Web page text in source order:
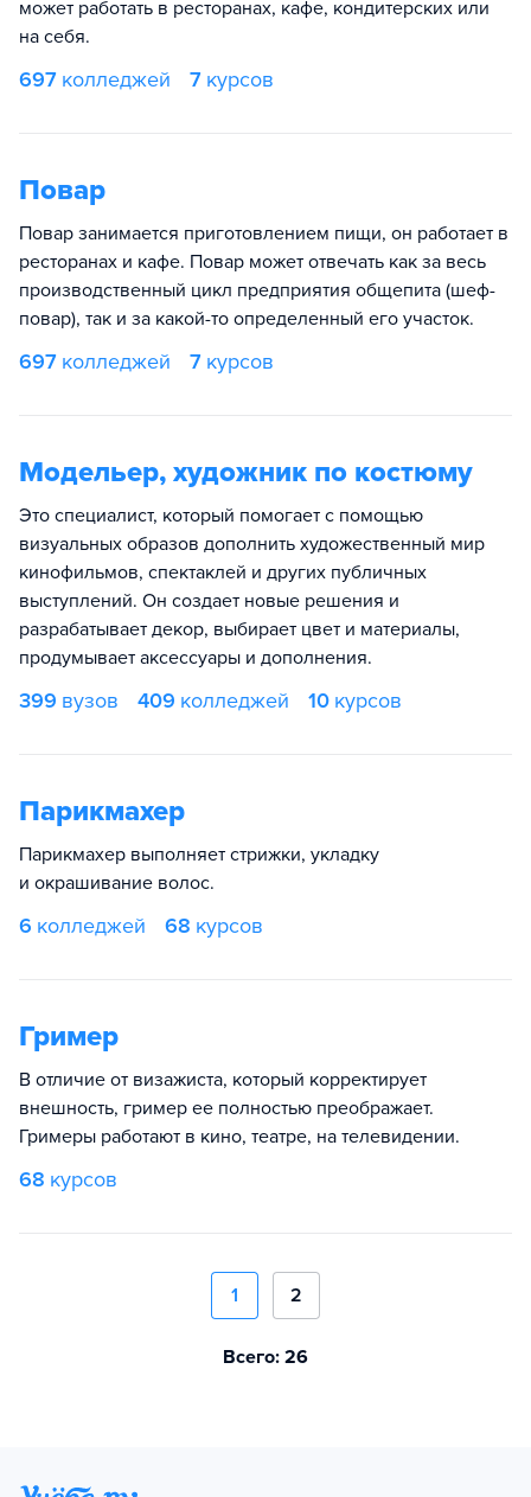
может работать в ресторанах, кафе, кондитерских или
на себя.
697 колледжей 7 курсов
Повар
Повар занимается приготовлением пищи, он работает в
ресторанах и кафе. Повар может отвечать как за весь
производственный цикл предприятия общепита (шеф-
повар), так и за какой-то определенный его участок.
697 колледжей 7 курсов
Модельер, художник по костюму
Это специалист, который помогает с помощью
визуальных образов дополнить художественный мир
кинофильмов, спектаклей и других публичных
выступлений. Он создает новые решения и
разрабатывает декор, выбирает цвет и материалы,
продумывает аксессуары и дополнения.
399 вузов 409 колледжей 10 курсов
Парикмахер
Парикмахер выполняет стрижки, укладку
и окрашивание волос.
6 колледжей 68 курсов
Гример
В отличие от визажиста, который корректирует
внешность, гример ее полностью преображает.
Гримеры работают в кино, театре, на телевидении.
68 курсов
1 2
Всего: 26